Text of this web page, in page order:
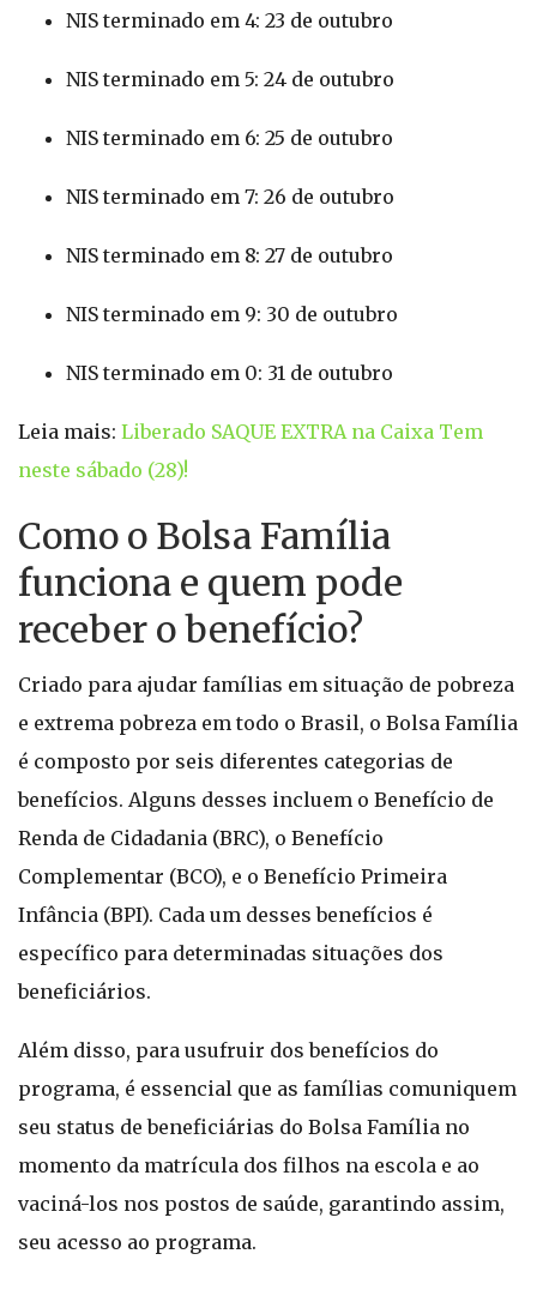
NIS terminado em 4: 23 de outubro
NIS terminado em 5: 24 de outubro
NIS terminado em 6: 25 de outubro
NIS terminado em 7: 26 de outubro
NIS terminado em 8: 27 de outubro
NIS terminado em 9: 30 de outubro
NIS terminado em 0: 31 de outubro
Leia mais: Liberado SAQUE EXTRA na Caixa Tem
neste sábado (28)!
Como o Bolsa Família
funciona e quem pode
receber o benefício?
Criado para ajudar famílias em situação de pobreza
e extrema pobreza em todo o Brasil, o Bolsa Família
é composto por seis diferentes categorias de
benefícios. Alguns desses incluem o Benefício de
Renda de Cidadania (BRC), o Benefício
Complementar (BCO), e o Benefício Primeira
Infância (BPI). Cada um desses benefícios é
específico para determinadas situações dos
beneficiários.
Além disso, para usufruir dos benefícios do
programa, é essencial que as famílias comuniquem
seu status de beneficiárias do Bolsa Família no
momento da matrícula dos filhos na escola e ao
vaciná-los nos postos de saúde, garantindo assim,
seu acesso ao programa.